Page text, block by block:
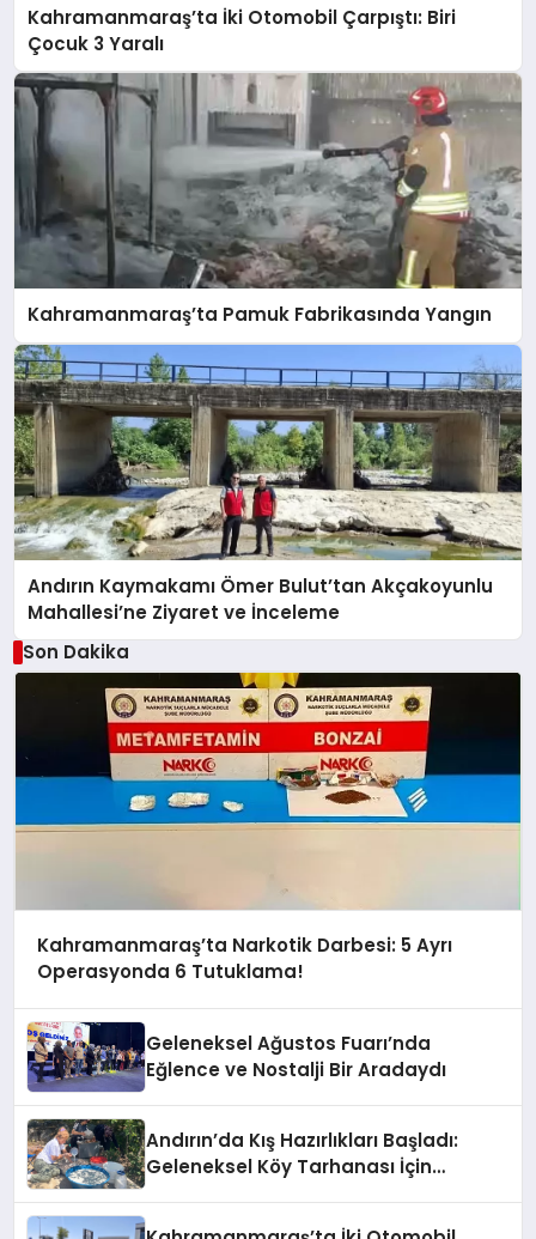
Kahramanmaraş’ta İki Otomobil Çarpıştı: Biri
Çocuk 3 Yaralı
Kahramanmaraş’ta Pamuk Fabrikasında Yangın
Andırın Kaymakamı Ömer Bulut’tan Akçakoyunlu
Mahallesi’ne Ziyaret ve İnceleme
Son Dakika
Kahramanmaraş’ta Narkotik Darbesi: 5 Ayrı
Operasyonda 6 Tutuklama!
Geleneksel Ağustos Fuarı’nda
Eğlence ve Nostalji Bir Aradaydı
Andırın’da Kış Hazırlıkları Başladı:
Geleneksel Köy Tarhanası İçin